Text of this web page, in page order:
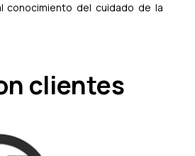
conocimiento del cuidado de la
clientes